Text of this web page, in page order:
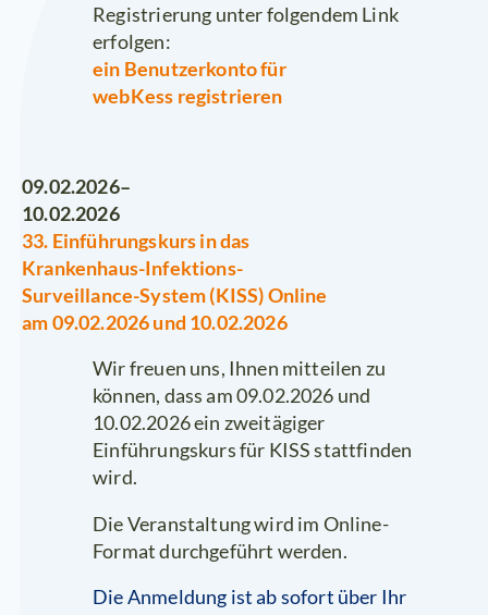
Registrierung unter folgendem Link
erfolgen:
ein Benutzerkonto für
webKess registrieren
09.02.2026–
10.02.2026
33. Einführungskurs in das
Krankenhaus-Infektions-
Surveillance-System (KISS) Online
am 09.02.2026 und 10.02.2026
Wir freuen uns, Ihnen mitteilen zu
können, dass am 09.02.2026 und
10.02.2026 ein zweitägiger
Einführungskurs für KISS stattfinden
wird.
Die Veranstaltung wird im Online-
Format durchgeführt werden.
Die Anmeldung ist ab sofort über Ihr